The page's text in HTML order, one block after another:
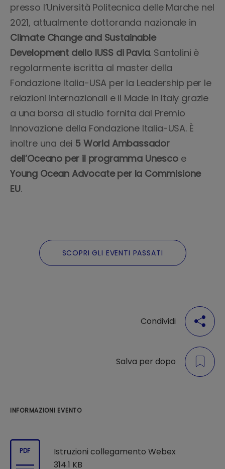
presso l’Università Politecnica delle Marche nel
2021, attualmente dottoranda nazionale in
Climate Change and Sustainable
Development dello IUSS di Pavia. Santolini è
regolarmente iscritta al master della
Fondazione Italia-USA per la Leadership per le
relazioni internazionali e il Made in Italy grazie
a una borsa di studio fornita dal Premio
Innovazione della Fondazione Italia-USA. È
inoltre una dei 5 World Ambassador
dell’Oceano per il programma Unescoe
Young Ocean Advocate per la Commisione
EU.
SCOPRI GLI EVENTI PASSATI
Condividi
Salva per dopo
INFORMAZIONI EVENTO
PDF
Istruzioni collegamento Webex
314.1 KB